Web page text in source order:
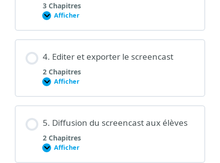
3 Chapitres
Afficher
3.
des
screencast
tablettes
et/ou
smartphones
4. Editer et exporter le screencast
2 Chapitres
Afficher
4.
et
exporter
screencast
5. Diffusion du screencast aux élèves
2 Chapitres
Afficher
5.